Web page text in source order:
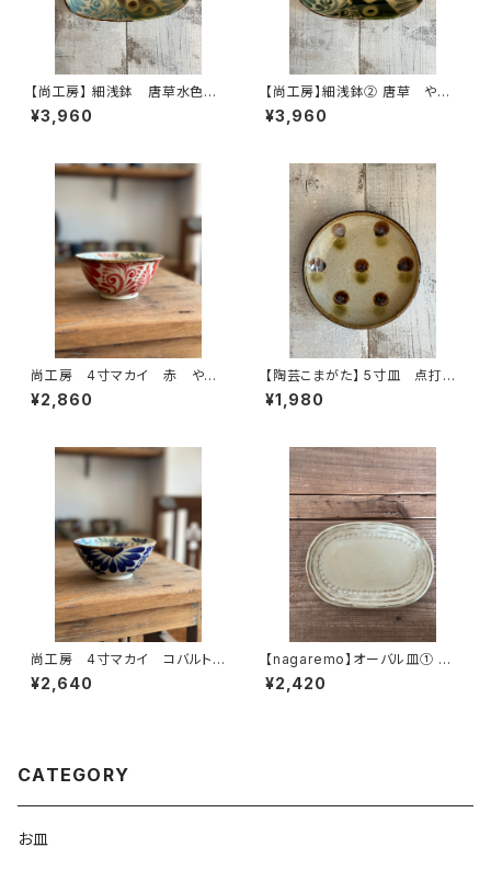
【尚工房】 細浅鉢 唐草水色
やちむん
¥3,960
【尚工房】細浅鉢② 唐草 やち
むん
¥3,960
尚工房 4寸マカイ 赤 やち
むん
¥2,860
【陶芸こまがた】 5寸皿 点打ち
(ドット) やちむん
¥1,980
尚工房 4寸マカイ コバルトブ
ルー やちむん
¥2,640
【nagaremo】オーバル皿① し
のぎグレー やちむん
¥2,420
CATEGORY
お皿